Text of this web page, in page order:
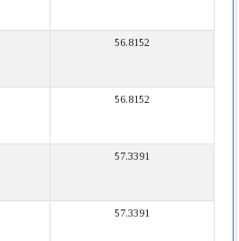
56.8152
56.8152
57.3391
57.3391